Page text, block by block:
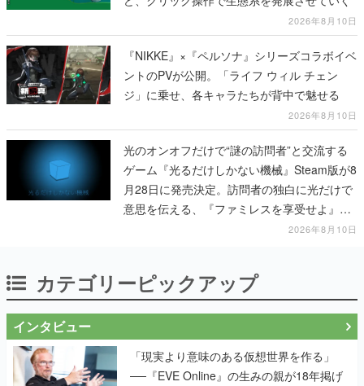
2026年8月10日
『NIKKE』×『ペルソナ』シリーズコラボイベ
ントのPVが公開。「ライフ ウィル チェン
ジ」に乗せ、各キャラたちが背中で魅せる
2026年8月10日
光のオンオフだけで“謎の訪問者”と交流する
ゲーム『光るだけしかない機械』Steam版が8
月28日に発売決定。訪問者の独白に光だけで
意思を伝える、『ファミレスを享受せよ』開
2026年8月10日
カテゴリーピックアップ
インタビュー
「現実より意味のある仮想世界を作る」
──『EVE Online』の生みの親が18年掲げ